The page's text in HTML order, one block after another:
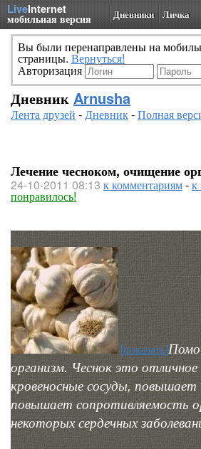
LiveInternet
мобильная версия Дневники Личка
Вы были перенаправлены на
страницы. Вернуться!
Авторизация
Дневник Arnusha
Лента друзей -Дневник-Полная
Лечение чесноком, очищение
24-10-2011 08:13 к комментариям-к
понравилось!
[показать]
организм. Чеснок это
кровеносные сосуды, повышает
повышает сопротивляемость
некоторых сердечных